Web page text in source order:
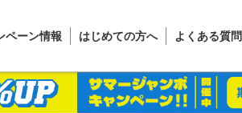
ペーン情報 はじめての方へ よくある質問